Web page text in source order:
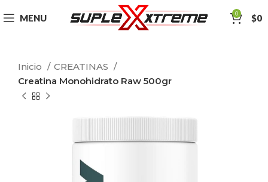
MENU 0 $0
Inicio
CREATINAS
Creatina Monohidrato Raw 500gr